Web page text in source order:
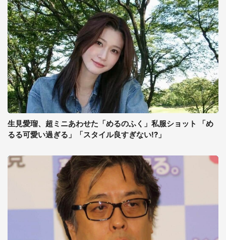
生見愛瑠、超ミニあわせた「めるのふく」私服ショット 「め
るる可愛い過ぎる」「スタイル良すぎない!?」